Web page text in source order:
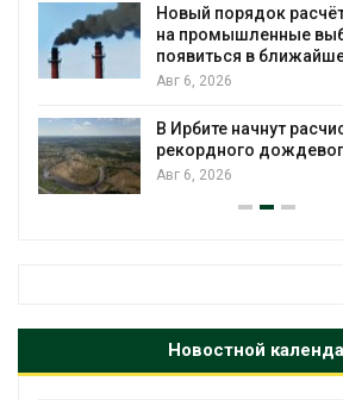
Новый порядок
на промышленные
появиться в
Авг 6, 2026
В Ирбите начнут
рекордного
Авг 6, 2026
Новостной